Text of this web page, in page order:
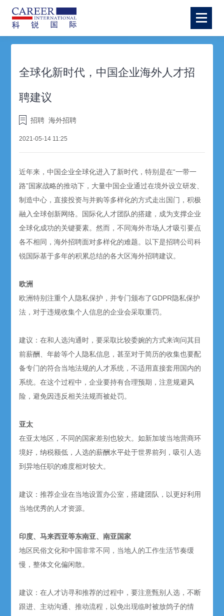
全球化新时代，中国企业海外人才招
聘建议
招聘 海外招聘
2021-05-14 11:25
近年来，中国企业全球化进入了新时代，特别是在“一带一
路”国家战略的推动下，大量中国企业通过在境外设立研发、
制造中心，直接投资与并购等多样化的方式走出国门，积极
融入全球创新网络。国际化人才团队的搭建，成为支撑企业
全球化成功的关键要素。然而，不同海外市场人才吸引要点
各不相同，海外招聘面对多样化的难题。以下是招聘公司科
锐国际基于多年的积累总结的各大区海外招聘建议。
欧洲
欧洲特别注重个人隐私保护，并专门颁布了GDPR隐私保护
法，对于违规收集个人信息的企业会采取重罚。
建议：在和人选沟通时，要采取比较委婉的方式来询问其目
前薪酬、年龄等个人隐私信息，甚至对于简历的收集也要配
备专门的符合当地法规的人才系统，不适用直接套用国内的
系统。在这个过程中，企业要持有合理预期，注意规避风
险，避免因违反相关法规而被处罚。
亚太
在亚太地区，不同的国家差别也较大。如新加坡当地营商环
境好，纳税额低，人选的薪酬水平处于世界前列，吸引人选
到异地任职的难度相对较大。
建议：推荐企业在当地设置办公室，搭建团队，以更好利用
当地优秀的人才资源。
印度、马来西亚等东南亚、南亚国家
地区民俗文化和中国非常不同，当地人的工作生活节奏缓
慢，整体文化偏闲散。
建议：在人才访寻和推荐的过程中，要注意甄别人选，不断
跟进、主动沟通、推动流程，以免出现临时被放鸽子的情